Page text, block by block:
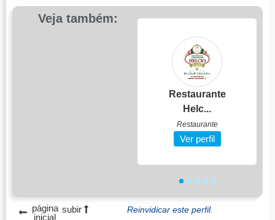
Veja também:
Restaurante
Helc...
Restaurante
Ver perfil
5
página
inicial
subir Reinvidicar este perfil.